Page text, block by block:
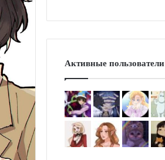
Активные пользователи